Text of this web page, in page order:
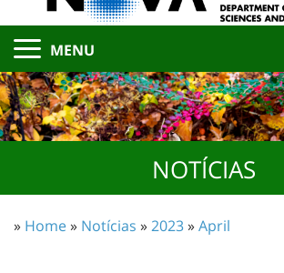
MENU
NOTÍCIAS
» Home» Notícias »2023»April